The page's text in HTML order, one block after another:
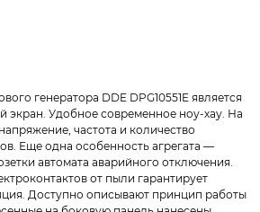
генератора DDE DPG10551E является
экран. Удобное современное ноу-хау. На
частота и количество
Еще одна особенность агрегата —
автомата аварийного отключения.
от пыли гарантирует
Доступно описывают принцип работы